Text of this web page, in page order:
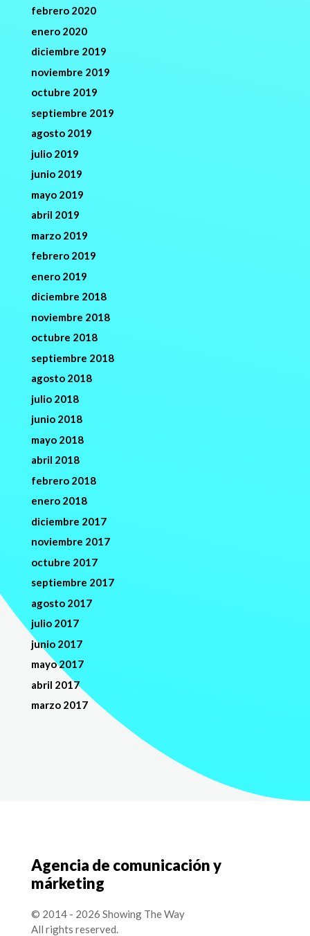
febrero 2020
enero 2020
diciembre 2019
noviembre 2019
octubre 2019
septiembre 2019
agosto 2019
julio 2019
junio 2019
mayo 2019
abril 2019
marzo 2019
febrero 2019
enero 2019
diciembre 2018
noviembre 2018
octubre 2018
septiembre 2018
agosto 2018
julio 2018
junio 2018
mayo 2018
abril 2018
febrero 2018
enero 2018
diciembre 2017
noviembre 2017
octubre 2017
septiembre 2017
agosto 2017
julio 2017
junio 2017
mayo 2017
abril 2017
marzo 2017
Agencia de comunicación y
márketing
© 2014 - 2026 Showing The Way
All rights reserved.